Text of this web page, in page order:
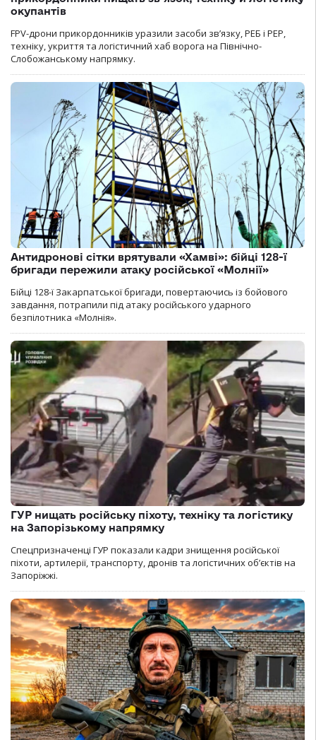
окупантів
FPV-дрони прикордонників уразили засоби зв’язку, РЕБ і РЕР,
техніку, укриття та логістичний хаб ворога на Північно-
Слобожанському напрямку.
Антидронові сітки врятували «Хамві»: бійці 128-ї
бригади пережили атаку російської «Молнії»
Бійці 128-ї Закарпатської бригади, повертаючись із бойового
завдання, потрапили під атаку російського ударного
безпілотника «Молнія».
ГУР нищать російську піхоту, техніку та логістику
на Запорізькому напрямку
Спецпризначенці ГУР показали кадри знищення російської
піхоти, артилерії, транспорту, дронів та логістичних об’єктів на
Запоріжжі.